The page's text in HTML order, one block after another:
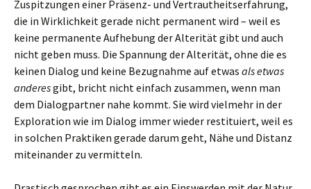
Zuspitzungen einer Präsenz- und Vertrautheitserfahrung,
die in Wirklichkeit gerade nicht permanent wird – weil es
keine permanente Aufhebung der Alterität gibt und auch
nicht geben muss. Die Spannung der Alterität, ohne die es
keinen Dialog und keine Bezugnahme auf etwas als etwas
anderesgibt, bricht nicht einfach zusammen, wenn man
dem Dialogpartner nahe kommt. Sie wird vielmehr in der
Exploration wie im Dialog immer wieder restituiert, weil es
in solchen Praktiken gerade darum geht, Nähe und Distanz
miteinander zu vermitteln.